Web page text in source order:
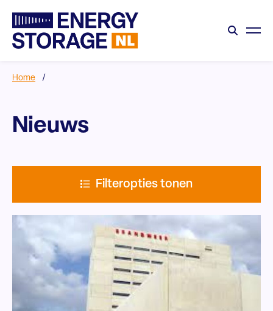
Home /
Nieuws
Filteropties tonen